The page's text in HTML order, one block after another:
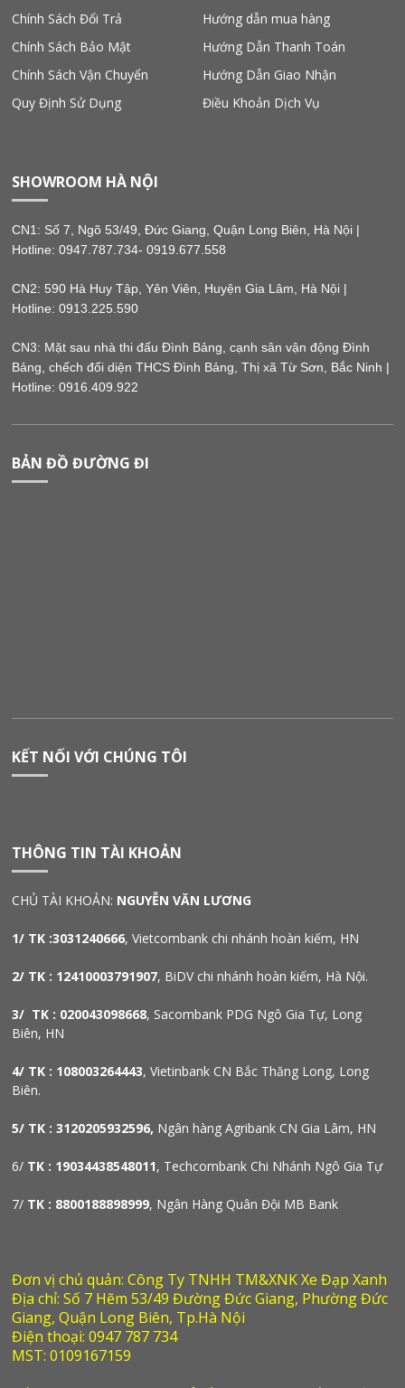
Chính Sách Đổi Trả
Chính Sách Bảo Mật
Chính Sách Vận Chuyển
Quy Định Sử Dụng
Hướng dẫn mua hàng
Hướng Dẫn Thanh Toán
Hướng Dẫn Giao Nhận
Điều Khoản Dịch Vụ
SHOWROOM HÀ NỘI
CN1: Số 7, Ngõ 53/49, Đức Giang, Quận Long Biên, Hà Nội |
Hotline: 0947.787.734- 0919.677.558
CN2: 590 Hà Huy Tập, Yên Viên, Huyện Gia Lâm, Hà Nội |
Hotline: 0913.225.590
CN3: Mặt sau nhà thi đấu Đình Bảng, cạnh sân vận động Đình
Bảng, chếch đối diện THCS Đình Bảng, Thị xã Từ Sơn, Bắc Ninh |
Hotline: 0916.409.922
BẢN ĐỒ ĐƯỜNG ĐI
KẾT NỐI VỚI CHÚNG TÔI
THÔNG TIN TÀI KHOẢN
CHỦ TÀI KHOẢN: NGUYỄN VĂN LƯƠNG
1/ TK :3031240666, Vietcombank chi nhánh hoàn kiếm, HN
2/ TK : 12410003791907, BiDV chi nhánh hoàn kiếm, Hà Nội.
3/ TK : 020043098668, Sacombank PDG Ngô Gia Tự, Long
Biên, HN
4/ TK : 108003264443, Vietinbank CN Bắc Thăng Long, Long
Biên.
5/ TK : 3120205932596, Ngân hàng Agribank CN Gia Lâm, HN
6/ TK : 19034438548011, Techcombank Chi Nhánh Ngô Gia Tự
7/ TK : 8800188898999, Ngân Hàng Quân Đội MB Bank
Đơn vị chủ quản: Công Ty TNHH TM&XNK Xe Đạp Xanh
Địa chỉ: Số 7 Hẽm 53/49 Đường Đức Giang, Phường Đức
Giang, Quận Long Biên, Tp.Hà Nội
Điện thoại: 0947 787 734
MST: 0109167159